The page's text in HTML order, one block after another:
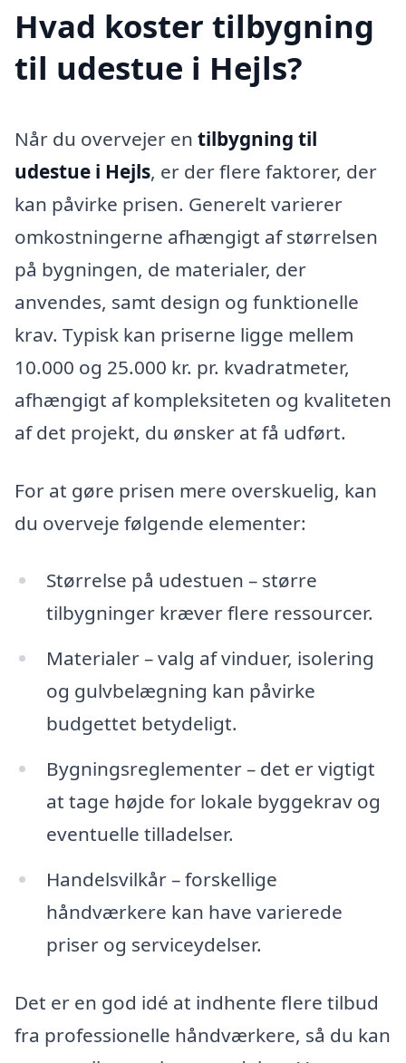
Hvad koster tilbygning
til udestue i Hejls?
Når du overvejer en tilbygning til
udestue i Hejls, er der flere faktorer, der
kan påvirke prisen. Generelt varierer
omkostningerne afhængigt af størrelsen
på bygningen, de materialer, der
anvendes, samt design og funktionelle
krav. Typisk kan priserne ligge mellem
10.000 og 25.000 kr. pr. kvadratmeter,
afhængigt af kompleksiteten og kvaliteten
af det projekt, du ønsker at få udført.
For at gøre prisen mere overskuelig, kan
du overveje følgende elementer:
Størrelse på udestuen – større
tilbygninger kræver flere ressourcer.
Materialer – valg af vinduer, isolering
og gulvbelægning kan påvirke
budgettet betydeligt.
Bygningsreglementer – det er vigtigt
at tage højde for lokale byggekrav og
eventuelle tilladelser.
Handelsvilkår – forskellige
håndværkere kan have varierede
priser og serviceydelser.
Det er en god idé at indhente flere tilbud
fra professionelle håndværkere, så du kan